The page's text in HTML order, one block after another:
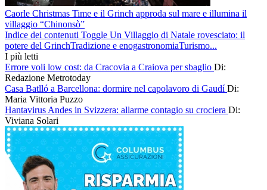
Caorle Christmas Time e il Grinch approda sul mare e illumina il
villaggio “Chinonsò”
Indice dei contenuti Toggle Un Villaggio di Natale rovesciato: il
potere del GrinchTradizione e enogastronomiaTurismo...
I più letti
Errore voli low cost: da Cracovia a Craiova per sbaglio Di:
Redazione Metrotoday
Casa Batlló a Barcellona: dormire nel capolavoro di GaudíDi:
Maria Vittoria Puzzo
Hantavirus Andes in Svizzera: allarme contagio su crociera Di:
Viviana Solari